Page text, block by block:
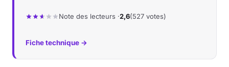
Note des lecteurs ·2,6(527 votes)
Fiche technique →